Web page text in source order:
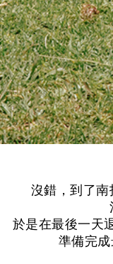
沒錯，到了
於是在最後一天
準備完